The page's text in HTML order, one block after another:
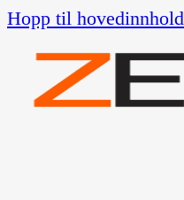
Hopp til hovedinnhold